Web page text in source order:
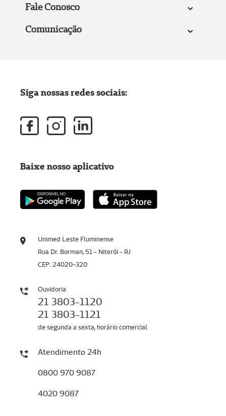
Fale Conosco
Comunicação
Unimed Leste Fluminense
Rua Dr. Borman, 51 - Niterói - RJ
CEP: 24020-320
Ouvidoria
21 3803-1120
21 3803-1121
de segunda a sexta, horário comercial
Atendimento 24h
0800 970 9087
4020 9087
Siga nossas redes sociais:
Baixe nosso aplicativo